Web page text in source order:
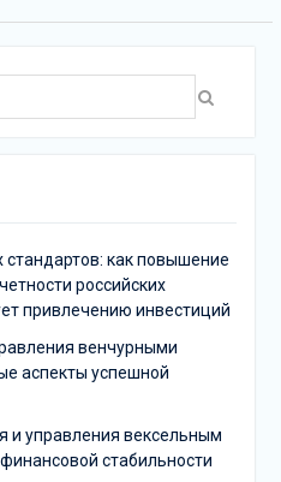
как повышение
российских
привлечению инвестиций
венчурными
аспекты успешной
и управления вексельным
стабильности